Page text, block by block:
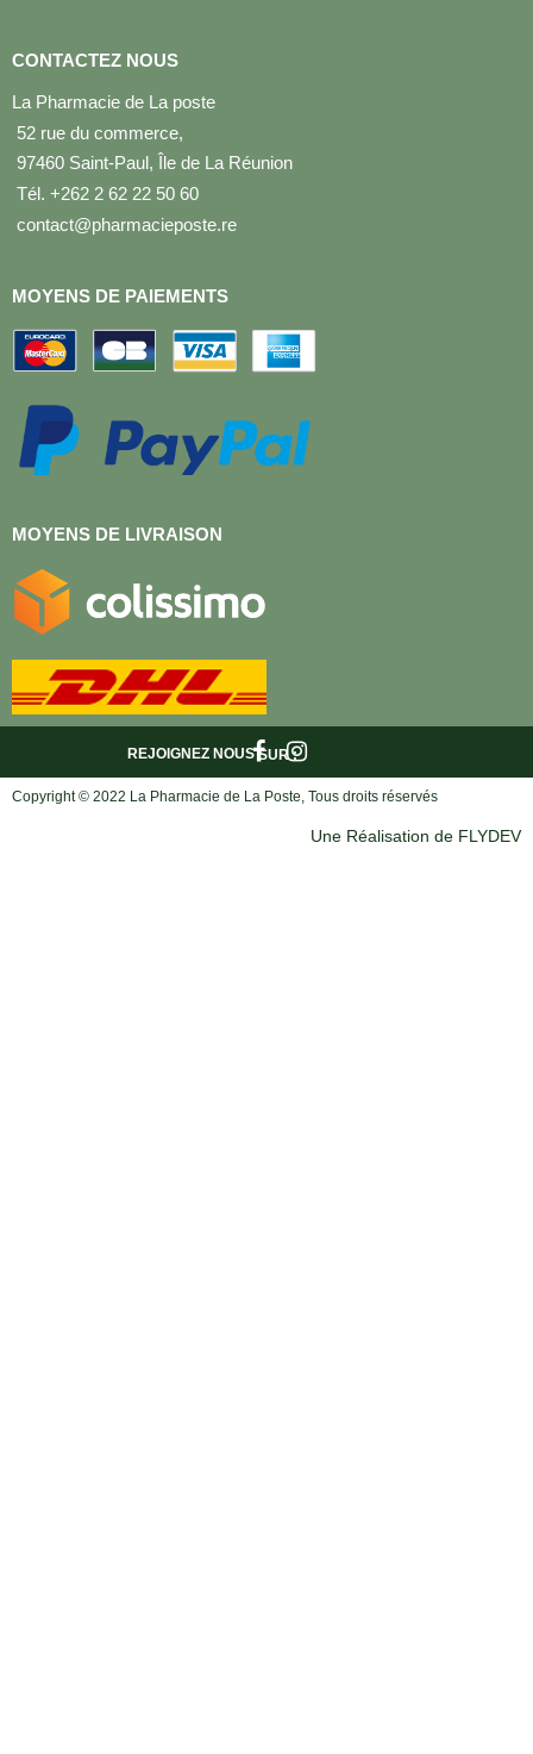
CONTACTEZ NOUS
La Pharmacie de La poste
52 rue du commerce,
97460 Saint-Paul, Île de La Réunion
Tél. +262 2 62 22 50 60
contact@pharmacieposte.re
MOYENS DE PAIEMENTS
MOYENS DE LIVRAISON
SUR :
REJOIGNEZ NOUS
Copyright © 2022 La Pharmacie de La Poste, Tous droits réservés
Une Réalisation de FLYDEV